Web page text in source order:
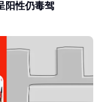
阳性仍毒驾